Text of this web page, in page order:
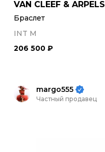
VAN CLEEF & ARPELS
Браслет
INT M
206 500 ₽
margo555
Частный продавец